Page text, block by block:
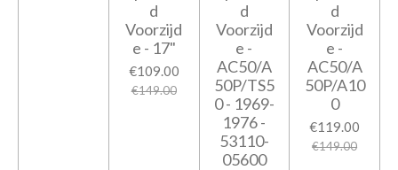
d
Voorzijd
e - 17"
€109.00
€149.00
d
Voorzijd
e -
AC50/A
50P/TS5
0 - 1969-
1976 -
53110-
05600
d
Voorzijd
e -
AC50/A
50P/A10
0
€119.00
€149.00